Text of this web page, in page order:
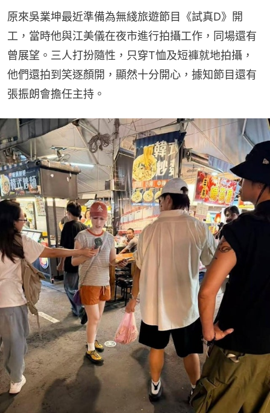
原來吳業坤最近準備為無綫旅遊節目《試真D》開
工，當時他與江美儀在夜市進行拍攝工作，同場還有
曾展望。三人打扮隨性，只穿T恤及短褲就地拍攝，
他們還拍到笑逐顏開，顯然十分開心，據知節目還有
張振朗會擔任主持。